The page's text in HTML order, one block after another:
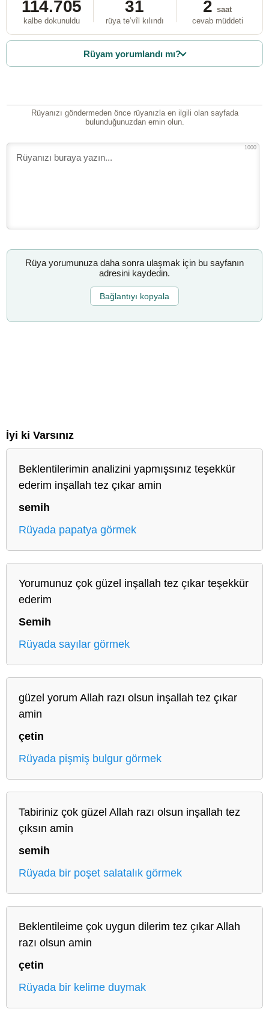
114.705
kalbe dokunuldu
31
rüya te’vîl kılındı
2 saat
cevab müddeti
Rüyam yorumlandı mı?
Rüyanızı göndermeden önce rüyanızla en ilgili olan sayfada
bulunduğunuzdan emin olun.
1000
Rüya yorumunuza daha sonra ulaşmak için bu sayfanın
adresini kaydedin.
Bağlantıyı kopyala
İyi ki Varsınız
Beklentilerimin analizini yapmışsınız teşekkür
ederim inşallah tez çıkar amin
semih
Rüyada papatya görmek
Yorumunuz çok güzel inşallah tez çıkar teşekkür
ederim
Semih
Rüyada sayılar görmek
güzel yorum Allah razı olsun inşallah tez çıkar
amin
çetin
Rüyada pişmiş bulgur görmek
Tabiriniz çok güzel Allah razı olsun inşallah tez
çıksın amin
semih
Rüyada bir poşet salatalık görmek
Beklentileime çok uygun dilerim tez çıkar Allah
razı olsun amin
çetin
Rüyada bir kelime duymak